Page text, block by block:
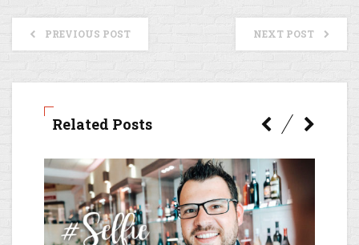
PREVIOUS POST NEXT POST
Related Posts